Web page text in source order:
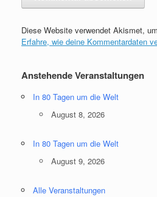
Diese Website verwendet Akismet,
Erfahre, wie deine Kommentardaten
Anstehende Veranstaltungen
In 80 Tagen um die Welt
August 8, 2026
In 80 Tagen um die Welt
August 9, 2026
Alle Veranstaltungen